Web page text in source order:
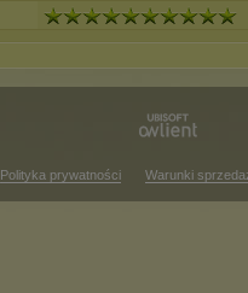
Polityka prywatności Warunki